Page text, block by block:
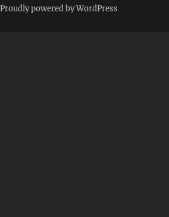
Proudly powered by WordPress